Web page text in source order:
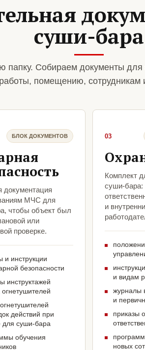
суши-бара
папку. Собираем документы
помещению, сотрудникам
БЛОК ДОКУМЕНТОВ
документация
МЧС для
чтобы объект был
или
проверке.
и инструкции
безопасности
инструктажей
огнетушителей
действий при
для суши-бара
обучения
03
Комплект
суши-бара:
и
и видам
журналы
и
приказы
новых